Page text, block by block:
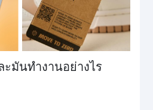
ะมันทำงานอย่างไร